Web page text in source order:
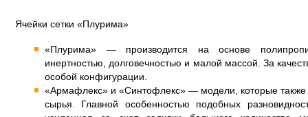
Ячейки сетки «Плурима»
«Плурима» — производится на основе
инертностью, долговечностью и малой массой. За
особой конфигурации.
«Армафлекс» и «Синтофлекс» — модели, которые также
сырья. Главной особенностью подобных